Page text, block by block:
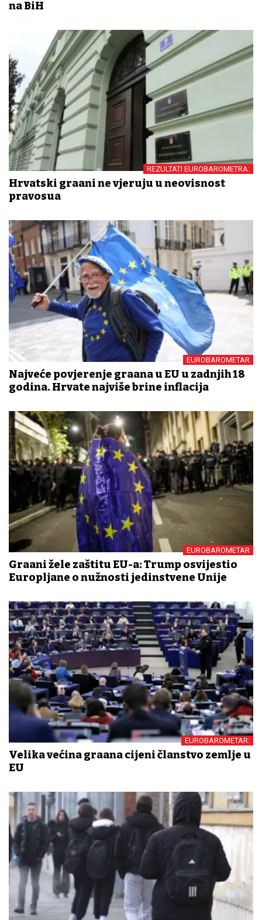
na BiH
REZULTATI EUROBAROMETRA:
Hrvatski građani ne vjeruju u neovisnost
pravosuđa
EUROBAROMETAR
Najveće povjerenje građana u EU u zadnjih 18
godina. Hrvate najviše brine inflacija
EUROBAROMETAR
Građani žele zaštitu EU-a: Trump osvijestio
Europljane o nužnosti jedinstvene Unije
EUROBAROMETAR:
Velika većina građana cijeni članstvo zemlje u
EU